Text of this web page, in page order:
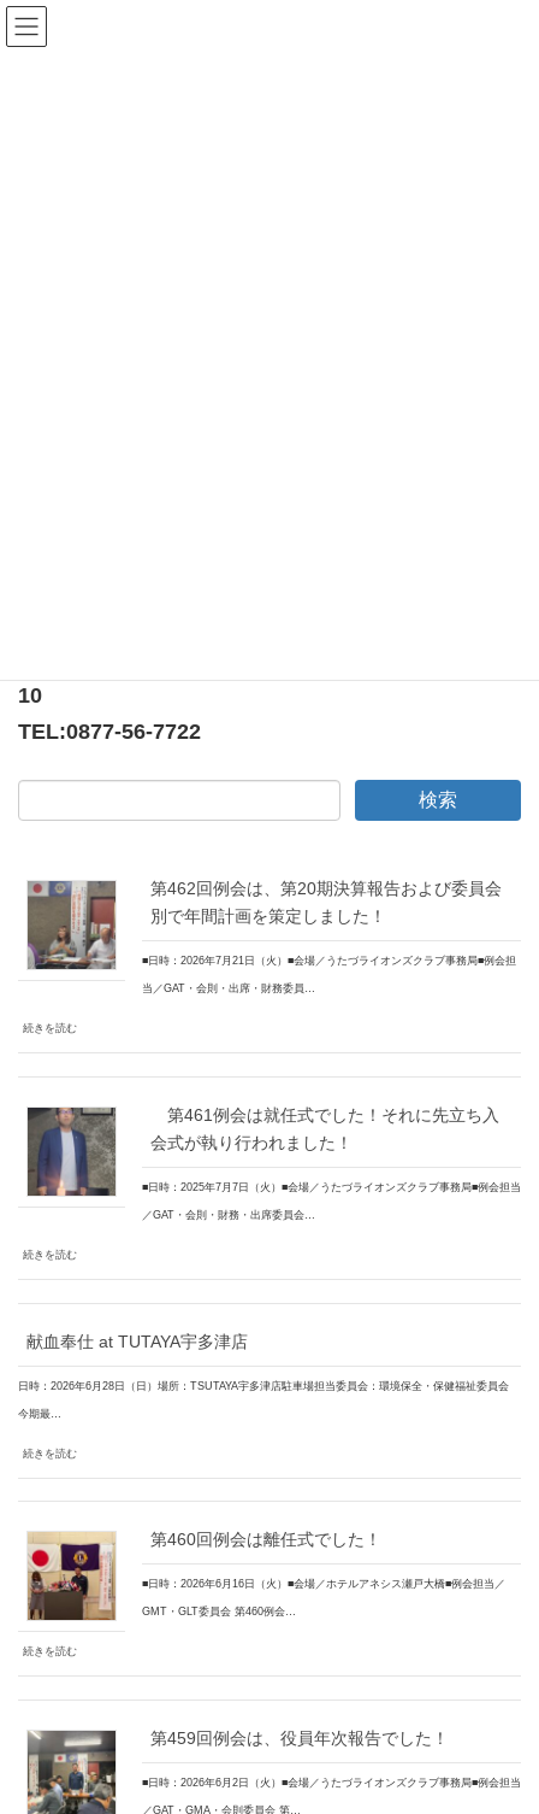
10
TEL:0877-56-7722
第462回例会は、第20期決算報告および委員会
別で年間計画を策定しました！
■日時：2026年7月21日（火）■会場／うたづライオンズクラブ事務局■例会担
当／GAT・会則・出席・財務委員…
続きを読む
第461例会は就任式でした！それに先立ち入
会式が執り行われました！
■日時：2025年7月7日（火）■会場／うたづライオンズクラブ事務局■例会担当
／GAT・会則・財務・出席委員会…
続きを読む
献血奉仕 at TUTAYA宇多津店
日時：2026年6月28日（日）場所：TSUTAYA宇多津店駐車場担当委員会：環境保全・保健福祉委員会
今期最…
続きを読む
第460回例会は離任式でした！
■日時：2026年6月16日（火）■会場／ホテルアネシス瀬戸大橋■例会担当／
GMT・GLT委員会 第460例会…
続きを読む
第459回例会は、役員年次報告でした！
■日時：2026年6月2日（火）■会場／うたづライオンズクラブ事務局■例会担当
／GAT・GMA・会則委員会 第…